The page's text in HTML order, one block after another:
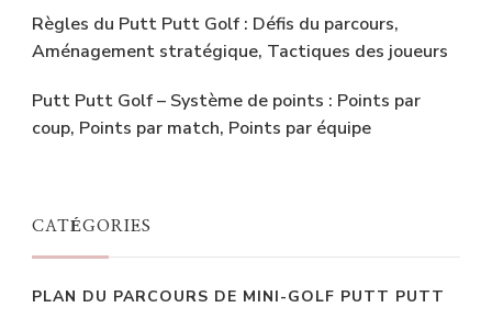
Règles du Putt Putt Golf : Défis du parcours,
Aménagement stratégique, Tactiques des joueurs
Putt Putt Golf – Système de points : Points par
coup, Points par match, Points par équipe
CATÉGORIES
PLAN DU PARCOURS DE MINI-GOLF PUTT PUTT